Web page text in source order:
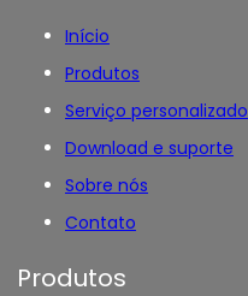
Início
Produtos
Serviço personalizado
Download e suporte
Sobre nós
Contato
Produtos